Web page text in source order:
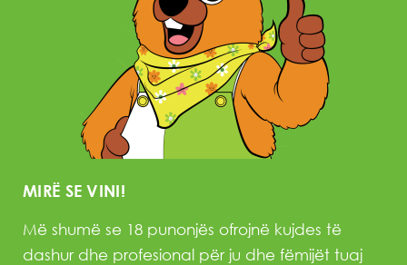
MIRË SE VINI!
Më shumë se 18 punonjës ofrojnë kujdes të
dashur dhe profesional për ju dhe fëmijët tuaj